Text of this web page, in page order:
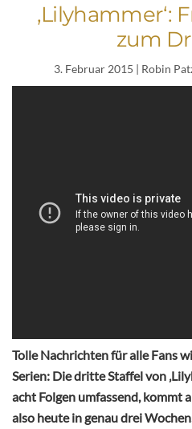
‚Lilyhammer‘:
zum
3. Februar 2015 | Robin
Tolle Nachrichten für alle Fans
Serien: Die dritte Staffel von
acht Folgen umfassend, kommt
also heute in genau drei